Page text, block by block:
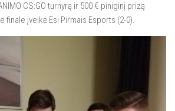
CS:GO turnyrą ir 500 € piniginį prizą
finale įveikė Esi Pirmais Esports (2-0).